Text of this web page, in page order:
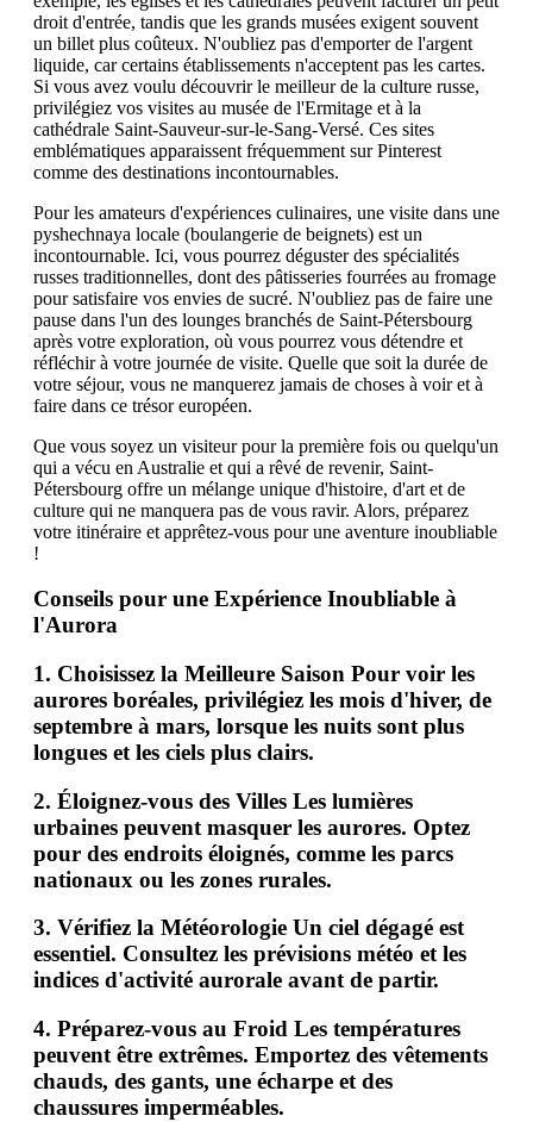
droit d'entrée, tandis que les grands musées exigent souvent
un billet plus coûteux. N'oubliez pas d'emporter de l'argent
liquide, car certains établissements n'acceptent pas les cartes.
Si vous avez voulu découvrir le meilleur de la culture russe,
privilégiez vos visites au musée de l'Ermitage et à la
cathédrale Saint-Sauveur-sur-le-Sang-Versé. Ces sites
emblématiques apparaissent fréquemment sur Pinterest
comme des destinations incontournables.
Pour les amateurs d'expériences culinaires, une visite dans une
pyshechnaya locale (boulangerie de beignets) est un
incontournable. Ici, vous pourrez déguster des spécialités
russes traditionnelles, dont des pâtisseries fourrées au fromage
pour satisfaire vos envies de sucré. N'oubliez pas de faire une
pause dans l'un des lounges branchés de Saint-Pétersbourg
après votre exploration, où vous pourrez vous détendre et
réfléchir à votre journée de visite. Quelle que soit la durée de
votre séjour, vous ne manquerez jamais de choses à voir et à
faire dans ce trésor européen.
Que vous soyez un visiteur pour la première fois ou quelqu'un
qui a vécu en Australie et qui a rêvé de revenir, Saint-
Pétersbourg offre un mélange unique d'histoire, d'art et de
culture qui ne manquera pas de vous ravir. Alors, préparez
votre itinéraire et apprêtez-vous pour une aventure inoubliable
!
Conseils pour une Expérience Inoubliable à
l'Aurora
1. Choisissez la Meilleure Saison Pour voir les
aurores boréales, privilégiez les mois d'hiver, de
septembre à mars, lorsque les nuits sont plus
longues et les ciels plus clairs.
2. Éloignez-vous des Villes Les lumières
urbaines peuvent masquer les aurores. Optez
pour des endroits éloignés, comme les parcs
nationaux ou les zones rurales.
3. Vérifiez la Météorologie Un ciel dégagé est
essentiel. Consultez les prévisions météo et les
indices d'activité aurorale avant de partir.
4. Préparez-vous au Froid Les températures
peuvent être extrêmes. Emportez des vêtements
chauds, des gants, une écharpe et des
chaussures imperméables.